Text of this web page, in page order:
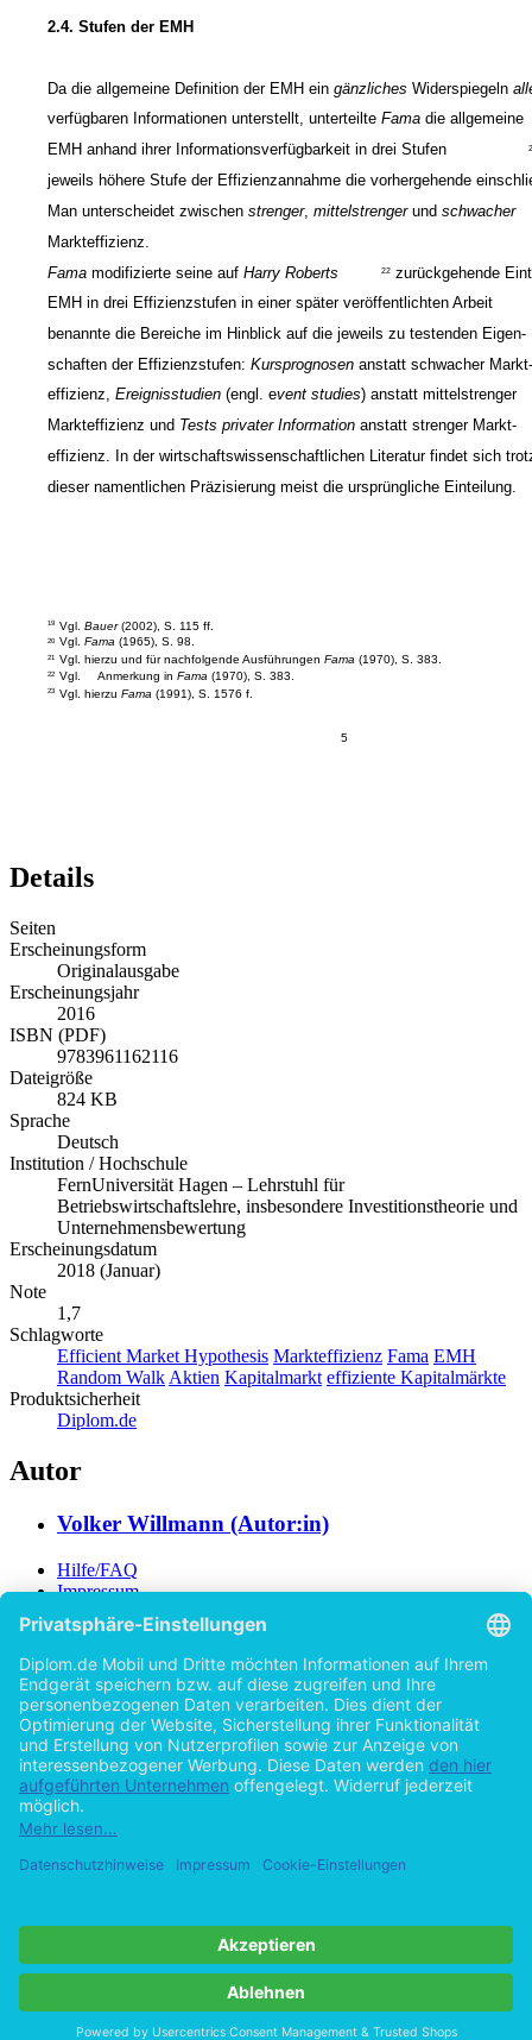
2.4. Stufen der EMH
Da die allgemeine Definition der EMH eingänzliches Widerspiegeln
verfügbaren Informationen unterstellt, unterteilteFama die allgemeine
EMH anhand ihrer Informationsverfügbarkeit in drei Stufen
jeweils höhere Stufe der Effizienzannahme die vorhergehende
Man unterscheidet zwischenstrenger,mittelstrengerundschwacher
Markteffizienz.
Fama modifizierte seine aufHarry Roberts 22 zurückgehende
EMH in drei Effizienzstufen in einer später veröffentlichten Arbeit
benannte die Bereiche im Hinblick auf die jeweils zu testenden Eigen-
schaften der Effizienzstufen:Kursprognosen anstatt schwacher
effizienz,Ereignisstudien (engl. event studies) anstatt mittelstrenger
Markteffizienz und Tests privater Information anstatt strenger Markt-
effizienz. In der wirtschaftswissenschaftlichen Literatur findet sich
dieser namentlichen Präzisierung meist die ursprüngliche Einteilung.
19 Vgl. Bauer(2002), S. 115 ff.
20 Vgl. Fama(1965), S. 98.
21 Vgl. hierzu und für nachfolgende Ausführungen Fama(1970), S. 383.
22 Vgl. Anmerkung in Fama (1970), S. 383.
23 Vgl. hierzu Fama (1991), S. 1576 f.
5
Details
Seiten
Erscheinungsform
Originalausgabe
Erscheinungsjahr
2016
ISBN (PDF)
9783961162116
Dateigröße
824 KB
Sprache
Deutsch
Institution / Hochschule
FernUniversität Hagen – Lehrstuhl für
Betriebswirtschaftslehre, insbesondere Investitionstheorie und
Unternehmensbewertung
Erscheinungsdatum
2018 (Januar)
Note
1,7
Schlagworte
Efficient Market Hypothesis Markteffizienz Fama EMH
Random Walk Aktien Kapitalmarkt effiziente Kapitalmärkte
Produktsicherheit
Diplom.de
Autor
Volker Willmann (Autor:in)
Hilfe/FAQ
Impressum
Datenschutz
AGB
Vertrag widerrufen
Zur Desktop-Version
Copyright ©Imprint in der Bedey & Thoms Media GmbH powered
byOpen Publishing
Zurück
20 Seiten